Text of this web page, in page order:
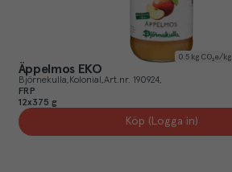
0.5 kg CO₂e/kg
Äppelmos EKO
Björnekulla Kolonial Art.nr. 190924
FRP
12x375 g
Köp (Logga in)